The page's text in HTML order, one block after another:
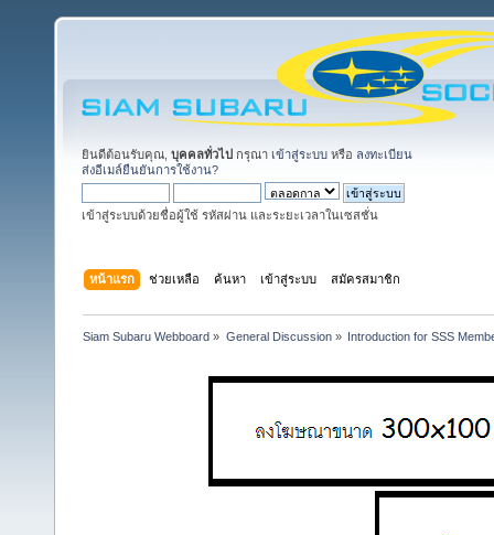
ยินดีต้อนรับคุณ, บุคคลทั่วไป กรุณา เข้าสู่ระบบ หรือ ลงทะเบียน
ส่งอีเมล์ยืนยันการใช้งาน?
เข้าสู่ระบบด้วยชื่อผู้ใช้ รหัสผ่าน และระยะเวลาในเซสชั่น
หน้าแรก ช่วยเหลือ ค้นหา เข้าสู่ระบบ สมัครสมาชิก
Siam Subaru Webboard » General Discussion» Introduction for SSS